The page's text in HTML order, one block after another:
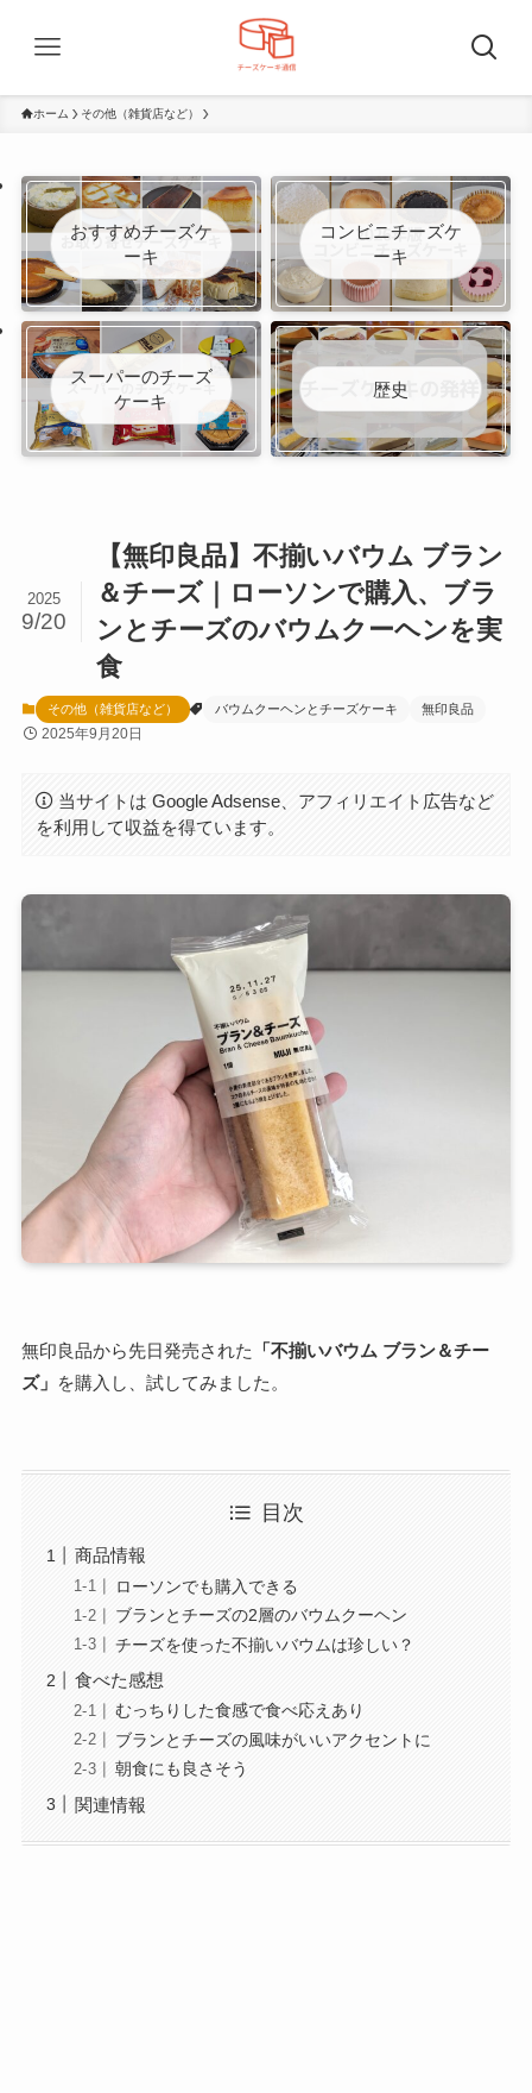
ホーム その他（雑貨店など）
おすすめチーズケ
ーキ
コンビニチーズケ
ーキ
スーパーのチーズ
ケーキ
歴史
【無印良品】不揃いバウム ブラン
＆チーズ｜ローソンで購入、ブラ
ンとチーズのバウムクーヘンを実
食
2025
9/20
その他（雑貨店など） バウムクーヘンとチーズケーキ 無印良品
2025年9月20日
当サイトは Google Adsense、アフィリエイト広告など
を利用して収益を得ています。
無印良品から先日発売された
「不揃いバウム ブラン＆チー
ズ」 を購入し、試してみました。
目次
商品情報
ローソンでも購入できる
ブランとチーズの2層のバウムクーヘン
チーズを使った不揃いバウムは珍しい？
食べた感想
むっちりした食感で食べ応えあり
ブランとチーズの風味がいいアクセントに
朝食にも良さそう
関連情報